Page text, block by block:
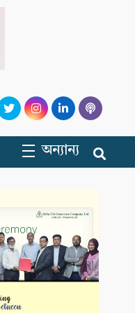
অন্যান্য